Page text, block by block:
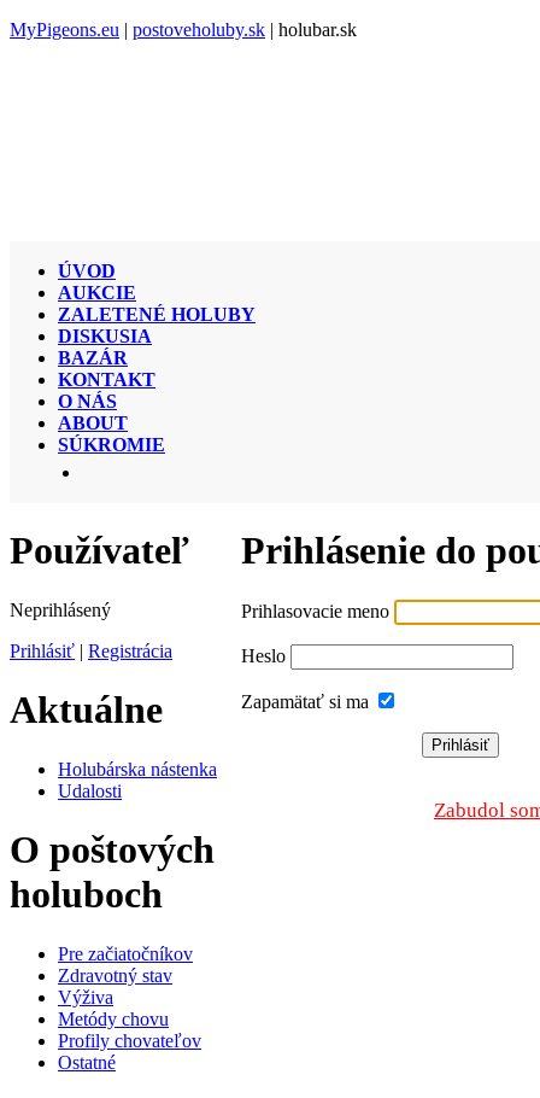
MyPigeons.eu | postoveholuby.sk | holubar.sk
ÚVOD
AUKCIE
ZALETENÉ HOLUBY
DISKUSIA
BAZÁR
KONTAKT
O NÁS
ABOUT
SÚKROMIE
Používateľ
Neprihlásený
Prihlásiť | Registrácia
Aktuálne
Holubárska nástenka
Udalosti
O poštových
holuboch
Pre začiatočníkov
Zdravotný stav
Výživa
Metódy chovu
Profily chovateľov
Ostatné
Prihlásenie do
Prihlasovacie meno
Heslo
Zapamätať si ma
Zabudol